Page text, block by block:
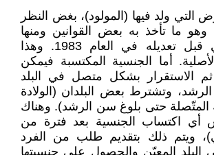
التي ولد فيها (المولود)، بغض النظر
ما تأخذ به بعض القوانين ومنها
القانون البريطاني قبل تعديله في العام 1983. وهذا
أما الجنسية المكتسبة فيمكن
ثم الاستقرار بشكل متصل في البلد
وتشترط بعض البلدان (الولادة
المتّصلة حتى بلوغ سن الرشد). وهناك
أي اكتساب الجنسية بعد فترة من
ويتم ذلك بتقديم طلب من الفرد
البلد المعيّن والحصول على جنسيتها